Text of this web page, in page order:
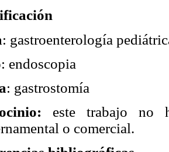
: gastroenterología
: endoscopia
: gastrostomía
este trabajo no
o comercial.